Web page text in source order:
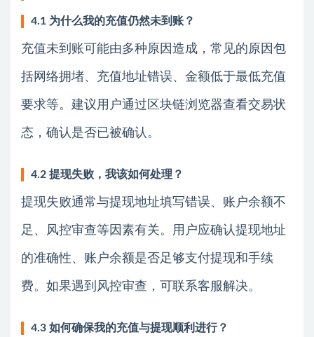
4.1 为什么我的充值仍然未到账？
充值未到账可能由多种原因造成，常见的原因包
括网络拥堵、充值地址错误、金额低于最低充值
要求等。建议用户通过区块链浏览器查看交易状
态，确认是否已被确认。
4.2 提现失败，我该如何处理？
提现失败通常与提现地址填写错误、账户余额不
足、风控审查等因素有关。用户应确认提现地址
的准确性、账户余额是否足够支付提现和手续
费。如果遇到风控审查，可联系客服解决。
4.3 如何确保我的充值与提现顺利进行？